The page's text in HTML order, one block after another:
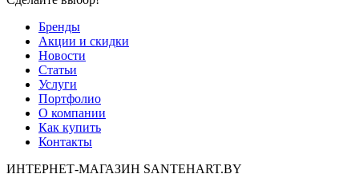
Бренды
Акции и скидки
Новости
Статьи
Услуги
Портфолио
О компании
Как купить
Контакты
ИНТЕРНЕТ-МАГАЗИН SANTEHART.BY